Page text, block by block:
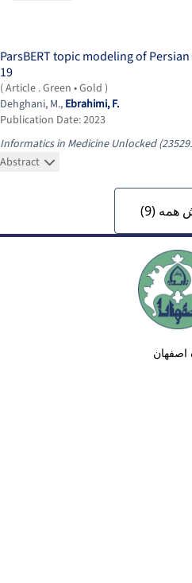
ParsBERT topic modeling of
19
( Article . Green • Gold )
Dehghani, M., Ebrahimi, F.
Publication Date: 2023
Informatics in Medicine Unlocked
Abstract
همه (
9
)
اصفهان